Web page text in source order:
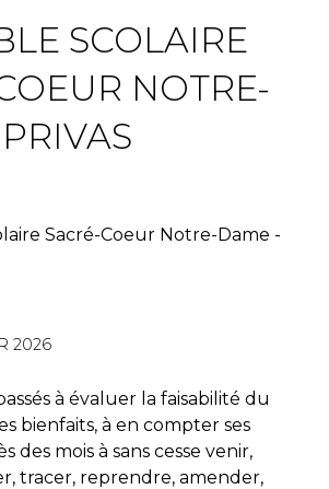
SCOLAIRE
NOTRE-
2026
à évaluer la faisabilité du
bienfaits, à en compter ses
des mois à sans cesse venir,
tracer, reprendre, amender,